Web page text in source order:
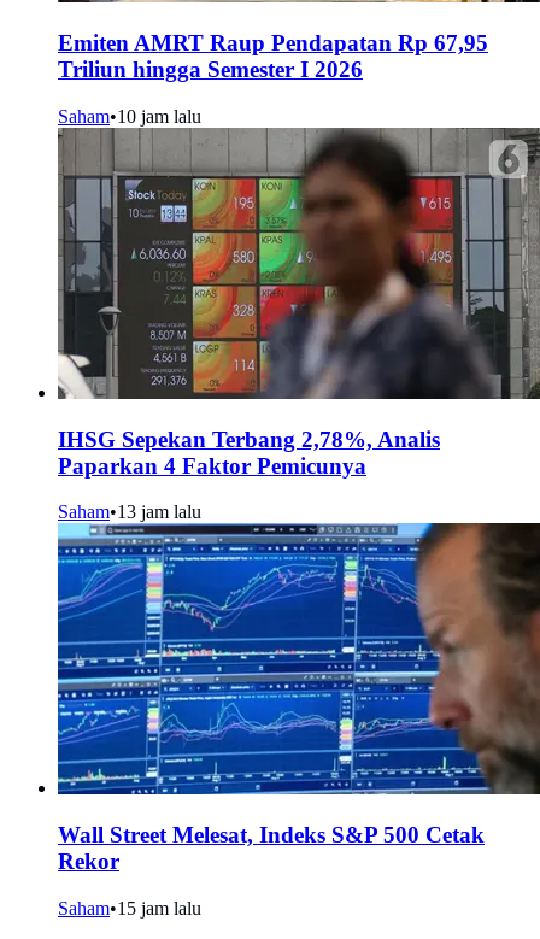
Emiten AMRT Raup Pendapatan Rp 67,95
Triliun hingga Semester I 2026
Saham•10 jam lalu
IHSG Sepekan Terbang 2,78%, Analis
Paparkan 4 Faktor Pemicunya
Saham•13 jam lalu
Wall Street Melesat, Indeks S&P 500 Cetak
Rekor
Saham•15 jam lalu